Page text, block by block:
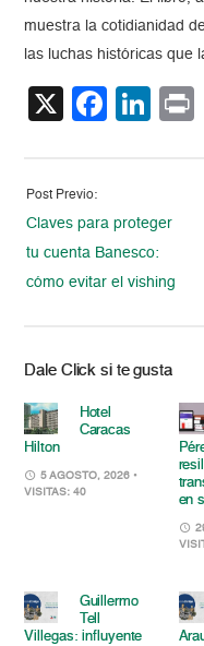
muestra la cotidianidad
las luchas históricas que
X
Post Previo:
Claves para proteger
tu cuenta Banesco:
cómo evitar el vishing
Dale Click si te gusta
Hotel
Caracas
Hilton
5 AGOSTO, 2026 •
VISITAS: 40
en
Guillermo
Tell
Villegas: influyente